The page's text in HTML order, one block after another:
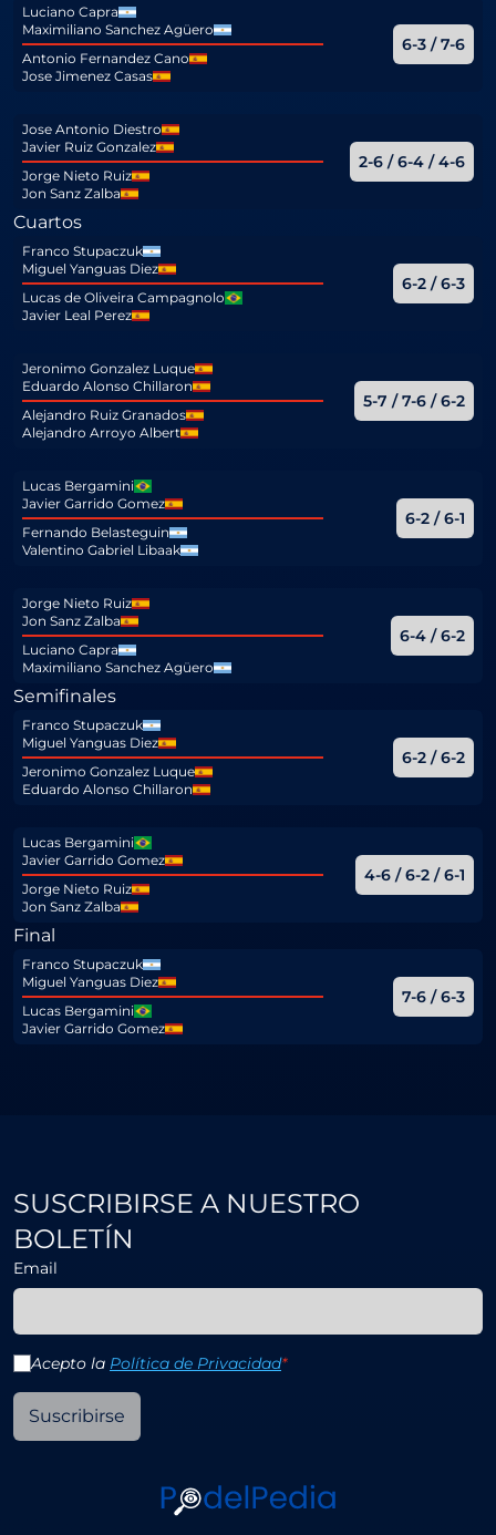
Luciano Capra
Maximiliano Sanchez Agüero
Antonio Fernandez Cano
Jose Jimenez Casas
6-3 / 7-6
Jose Antonio Diestro
Javier Ruiz Gonzalez
Jorge Nieto Ruiz
Jon Sanz Zalba
2-6 / 6-4 / 4-6
Cuartos
Franco Stupaczuk
Miguel Yanguas Diez
Lucas de Oliveira Campagnolo
Javier Leal Perez
6-2 / 6-3
Jeronimo Gonzalez Luque
Eduardo Alonso Chillaron
Alejandro Ruiz Granados
Alejandro Arroyo Albert
5-7 / 7-6 / 6-2
Lucas Bergamini
Javier Garrido Gomez
Fernando Belasteguin
Valentino Gabriel Libaak
6-2 / 6-1
Jorge Nieto Ruiz
Jon Sanz Zalba
Luciano Capra
Maximiliano Sanchez Agüero
6-4 / 6-2
Semifinales
Franco Stupaczuk
Miguel Yanguas Diez
Jeronimo Gonzalez Luque
Eduardo Alonso Chillaron
6-2 / 6-2
Lucas Bergamini
Javier Garrido Gomez
Jorge Nieto Ruiz
Jon Sanz Zalba
4-6 / 6-2 / 6-1
Final
Franco Stupaczuk
Miguel Yanguas Diez
Lucas Bergamini
Javier Garrido Gomez
7-6 / 6-3
SUSCRIBIRSE A NUESTRO
BOLETÍN
Email
Acepto la Política de Privacidad*
Suscribirse